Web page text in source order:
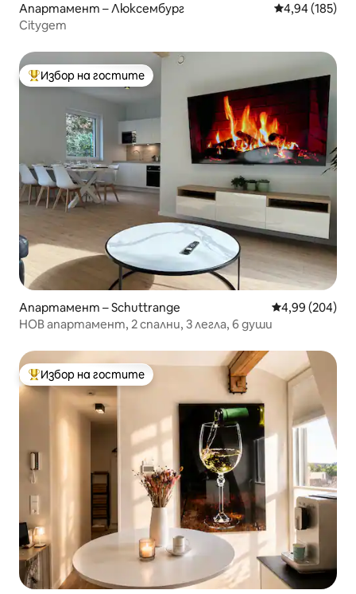
Апартамент – Люксембург Средна
4,94 (185)
Citygem
Най-популярен избор на гостите
Избор на гостите
Апартамент – Schuttrange Средна
4,99 (204)
НОВ апартамент, 2 спални, 3 легла, 6 души
Най-популярен избор на гостите
Избор на гостите